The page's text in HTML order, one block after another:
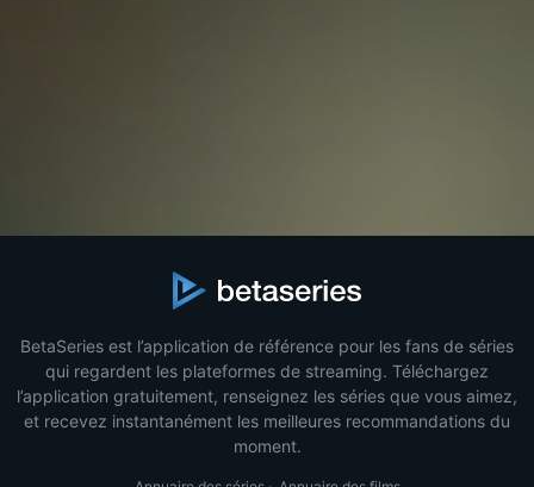
BetaSeries est l’application de référence pour les fans de séries
qui regardent les plateformes de streaming. Téléchargez
l’application gratuitement, renseignez les séries que vous aimez,
et recevez instantanément les meilleures recommandations du
moment.